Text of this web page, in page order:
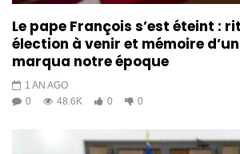
Le pape François s’est éteint :
élection à venir et mémoire
marqua notre époque
1 AN AGO
0
48.6K 0 0